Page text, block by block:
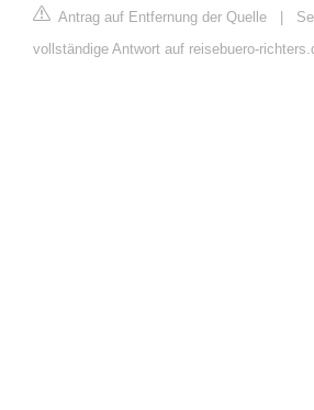
Antrag auf Entfernung der Quelle |
vollständige Antwort auf reisebuero-